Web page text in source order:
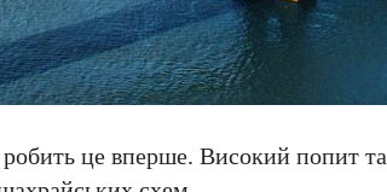
це вперше. Високий попит та